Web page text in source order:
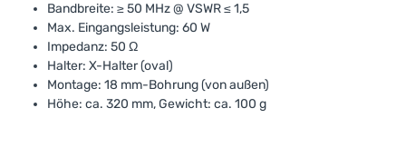
Bandbreite: ≥ 50 MHz @ VSWR ≤ 1,5
Max. Eingangsleistung: 60 W
Impedanz: 50 Ω
Halter: X-Halter (oval)
Montage: 18 mm-Bohrung (von außen)
Höhe: ca. 320 mm, Gewicht: ca. 100 g